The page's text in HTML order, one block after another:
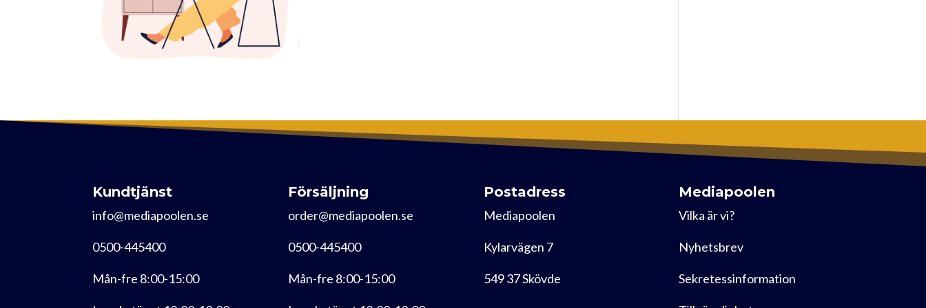
Kundtjänst
info@mediapoolen.se
0500-445400
Mån-fre 8:00-15:00
Försäljning
order@mediapoolen.se
0500-445400
Mån-fre 8:00-15:00
Postadress
Mediapoolen
Kylarvägen 7
549 37 Skövde
Mediapoolen
Vilka är vi?
Nyhetsbrev
Sekretessinformation